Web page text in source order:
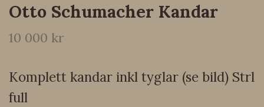
Otto Schumacher Kandar
10 000 kr
Komplett kandar inkl tyglar (se bild) Strl
full